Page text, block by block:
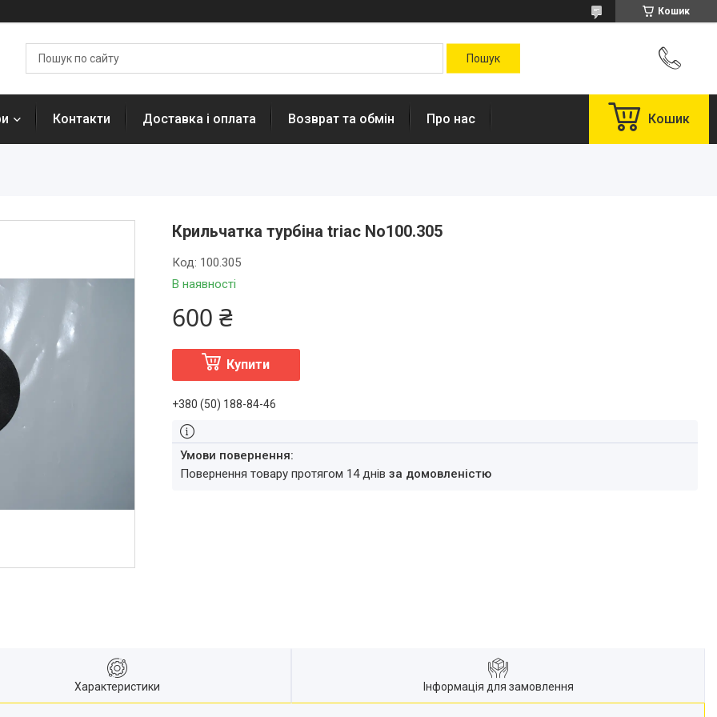
Кошик
Контакти Доставка і оплата Возврат та обмін Про нас Кошик
Крильчатка турбіна triac No100.305
В наявності
Код: 100.305
600 ₴
Купити
+380 (50) 188-84-46
повернення товару протягом 14 днів за домовленістю
Характеристики Інформація для замовлення